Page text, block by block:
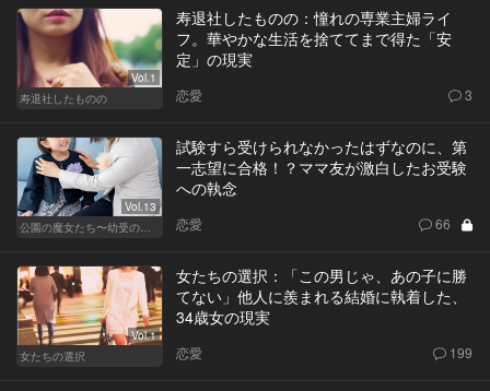
Vol.1
寿退社したものの
寿退社したものの：憧れの専業主婦ライ
フ。華やかな生活を捨ててまで得た「安
定」の現実
恋愛 3
Vol.13
公園の魔女たち〜幼受の世界〜
試験すら受けられなかったはずなのに、第
一志望に合格！？ママ友が激白したお受験
への執念
恋愛 66
Vol.1
女たちの選択
女たちの選択：「この男じゃ、あの子に勝
てない」他人に羨まれる結婚に執着した、
34歳女の現実
恋愛 199